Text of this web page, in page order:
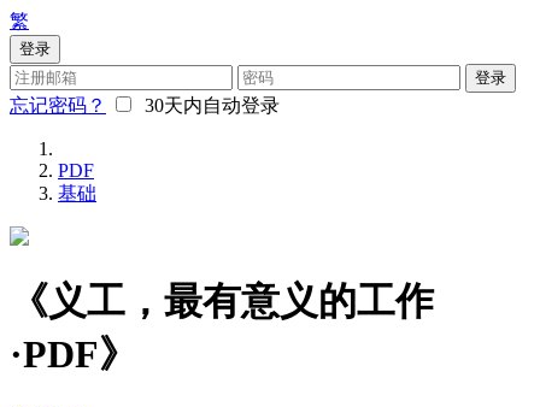
繁
登录
登录
忘记密码？ 30天内自动登录
PDF
基础
《义工，最有意义的工作
·PDF》